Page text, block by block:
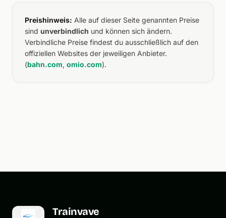
Preishinweis: Alle auf dieser Seite genannten Preise
sind unverbindlich und können sich ändern.
Verbindliche Preise findest du ausschließlich auf den
offiziellen Websites der jeweiligen Anbieter.
(bahn.com, omio.com).
Trainvave